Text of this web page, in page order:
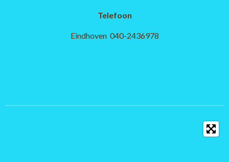
Telefoon
Eindhoven 040-2436978